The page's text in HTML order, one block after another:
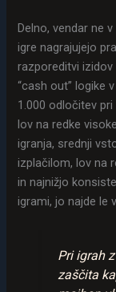
Delno, vendar ne
igre nagrajujejo
razporeditvi
“cash out” logike
1.000 odločitev
lov na redke
igranja, srednji
izplačilom, lov na
in najnižjo
igrami, jo najde le
Pri igrah
zaščita